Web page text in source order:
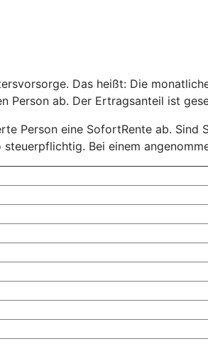
Das heißt: Die
Person ab. Der Ertragsanteil ist
Person eine SofortRente ab.
Bei einem